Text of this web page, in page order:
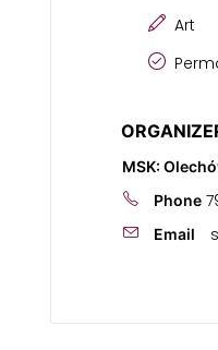
Art
MSK:
Phone
Email